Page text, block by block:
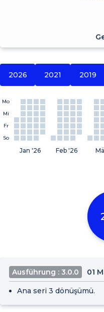
2026 2021 2019
Mo
Mi
Fr
So
Jan '26 Feb '26
Ausführung : 3.0.0 01
Ana seri 3 dönüşümü.